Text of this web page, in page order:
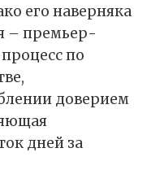
его наверняка
– премьер-
по
доверием
дней за